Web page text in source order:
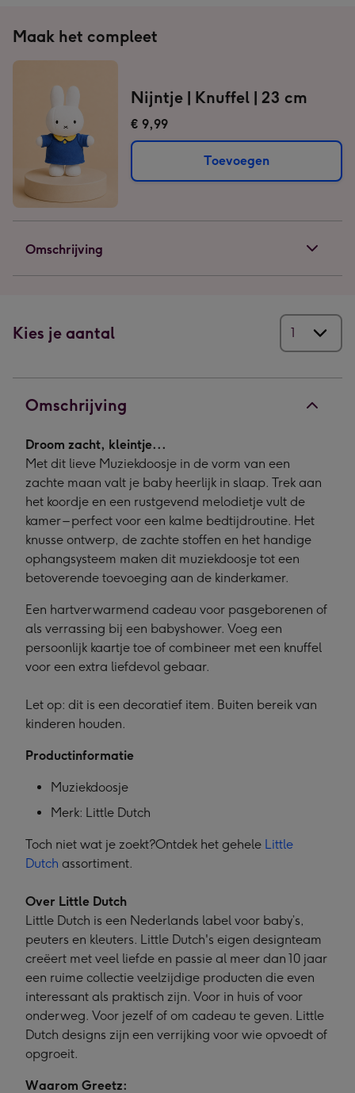
Maak het compleet
Nijntje | Knuffel | 23 cm
€ 9,99
Toevoegen
Omschrijving
Kies je aantal
Omschrijving
Droom zacht, kleintje...
Met dit lieve Muziekdoosje in de vorm van een
zachte maan valt je baby heerlijk in slaap. Trek aan
het koordje en een rustgevend melodietje vult de
kamer – perfect voor een kalme bedtijdroutine. Het
knusse ontwerp, de zachte stoffen en het handige
ophangsysteem maken dit muziekdoosje tot een
betoverende toevoeging aan de kinderkamer.
Een hartverwarmend cadeau voor pasgeborenen of
als verrassing bij een babyshower. Voeg een
persoonlijk kaartje toe of combineer met een knuffel
voor een extra liefdevol gebaar.
Let op: dit is een decoratief item. Buiten bereik van
kinderen houden.
Productinformatie
Muziekdoosje
Merk: Little Dutch
Toch niet wat je zoekt?Ontdek het gehele Little
Dutch assortiment.
Over Little Dutch
Little Dutch is een Nederlands label voor baby’s,
peuters en kleuters. Little Dutch's eigen designteam
creëert met veel liefde en passie al meer dan 10 jaar
een ruime collectie veelzijdige producten die even
interessant als praktisch zijn. Voor in huis of voor
onderweg. Voor jezelf of om cadeau te geven. Little
Dutch designs zijn een verrijking voor wie opvoedt of
opgroeit.
Waarom Greetz: